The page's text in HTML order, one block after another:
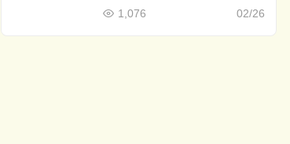
02/26
1,076